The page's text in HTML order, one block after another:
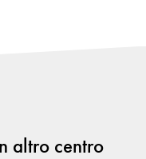
altro centro